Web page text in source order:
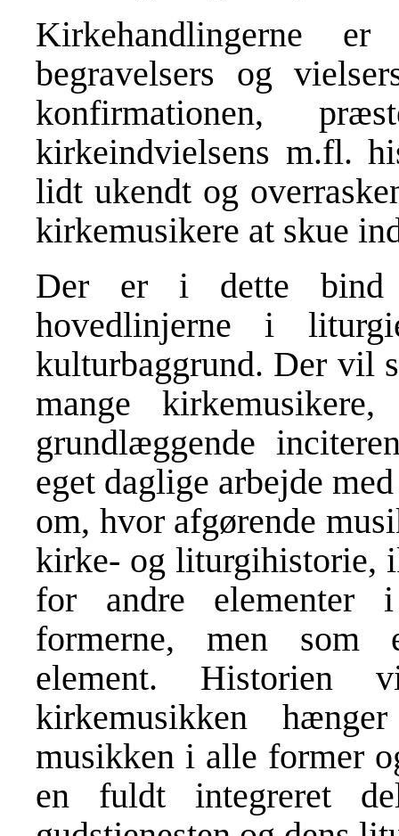
Kirkehandlingerne
begravelsers og
konfirmationen,
kirkeindvielsens m.fl.
lidt ukendt og
kirkemusikere at skue
Der er i dette bind
hovedlinjerne i
kulturbaggrund. Der vil
mange
grundlæggende
eget daglige arbejde
om, hvor afgørende
kirke- og liturgihistorie,
for andre elementer
formerne, men som
element. Historien
kirkemusikken
musikken i alle former
en fuldt integreret